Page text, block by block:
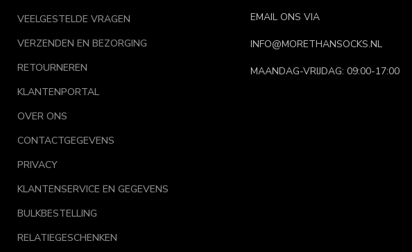
VEELGESTELDE VRAGEN
VERZENDEN EN BEZORGING
RETOURNEREN
KLANTENPORTAL
OVER ONS
CONTACTGEGEVENS
PRIVACY
KLANTENSERVICE EN GEGEVENS
BULKBESTELLING
RELATIEGESCHENKEN
EMAIL ONS VIA
INFO@MORETHANSOCKS.NL
MAANDAG-VRIJDAG: 09:00-17:00